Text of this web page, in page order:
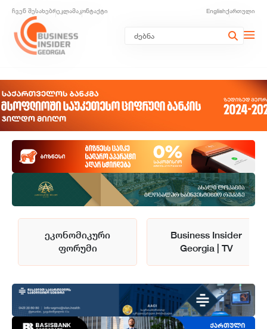
ჩვენ შესახებრეკლამაკონტაქტი Englishქართული
ეკონომიკური
ფორუმი
Business Insider
Georgia | TV